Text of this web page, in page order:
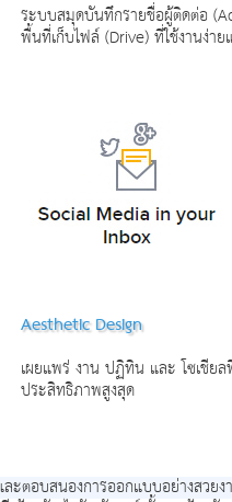
ระบบสมุดบันทึกรายชื่อผู้ติดต่อ
พื้นที่เก็บไฟล์ (Drive) ที่ใช้งานง่า
Aesthetic Design
เผยแพร่ งาน ปฏิทิน และ โซเชีย
ประสิทธิภาพสูงสุด
ละตอบสนองการออกแบบอย่างสวย